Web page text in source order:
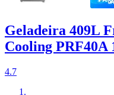
Geladeira 409L
Cooling PRF40A
4.7